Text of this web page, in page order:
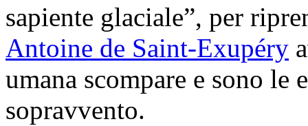
sapiente glaciale”, per
Antoine de Saint-Exupéry
umana scompare e sono le
sopravvento.